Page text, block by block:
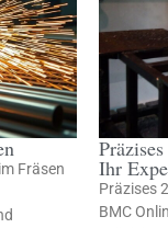
Fräsen
Ihr
Präzises
BMC